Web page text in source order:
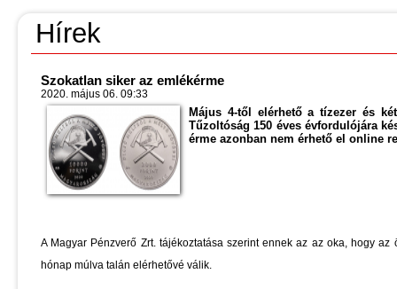
Hírek
Szokatlan siker az emlékérme
2020. május 06. 09:33
Május 4-től elérhető a tízezer és
Tűzoltóság 150 éves évfordulójára
érme azonban nem érhető el online
A Magyar Pénzverő Zrt. tájékoztatása szerint ennek az az oka, hogy
hónap múlva talán elérhetővé válik.